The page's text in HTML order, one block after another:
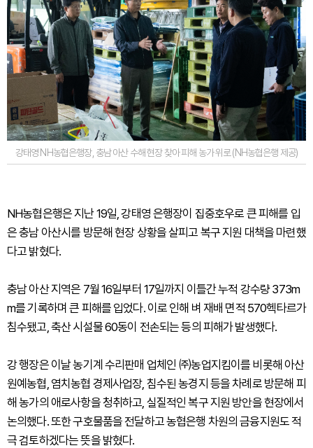
강태영 NH농협은행장, 충남 아산 수해 현장 찾아 피해 농가 위로 (NH농협은행 제공)
NH농협은행은 지난 19일, 강태영 은행장이 집중호우로 큰 피해를 입
은 충남 아산시를 방문해 현장 상황을 살피고 복구 지원 대책을 마련했
다고 밝혔다.
충남 아산 지역은 7월 16일부터 17일까지 이틀간 누적 강수량 373m
m를 기록하며 큰 피해를 입었다. 이로 인해 벼 재배 면적 570헥타르가
침수됐고, 축산 시설물 60동이 전손되는 등의 피해가 발생했다.
강 행장은 이날 농기계 수리판매 업체인 ㈜농업지킴이를 비롯해 아산
원예농협, 염치농협 경제사업장, 침수된 농경지 등을 차례로 방문해 피
해 농가의 애로사항을 청취하고, 실질적인 복구 지원 방안을 현장에서
논의했다. 또한 구호물품을 전달하고 농협은행 차원의 금융지원도 적
극 검토하겠다는 뜻을 밝혔다.